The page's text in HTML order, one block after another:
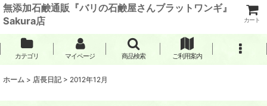
無添加石鹸通販『バリの石鹸屋さんブラットワンギ』
Sakura店
カート
カテゴリ マイページ 商品検索 ご利用案内
ホーム > 店長日記 > 2012年12月